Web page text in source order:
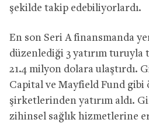
şekilde takip edebiliyorlardı.
En son Seri A finansmanda
düzenlediği 3 yatırım turuyla
21.4 milyon dolara ulaştırdı.
Capital ve Mayfield Fund gibi
şirketlerinden yatırım aldı.
zihinsel sağlık hizmetlerine